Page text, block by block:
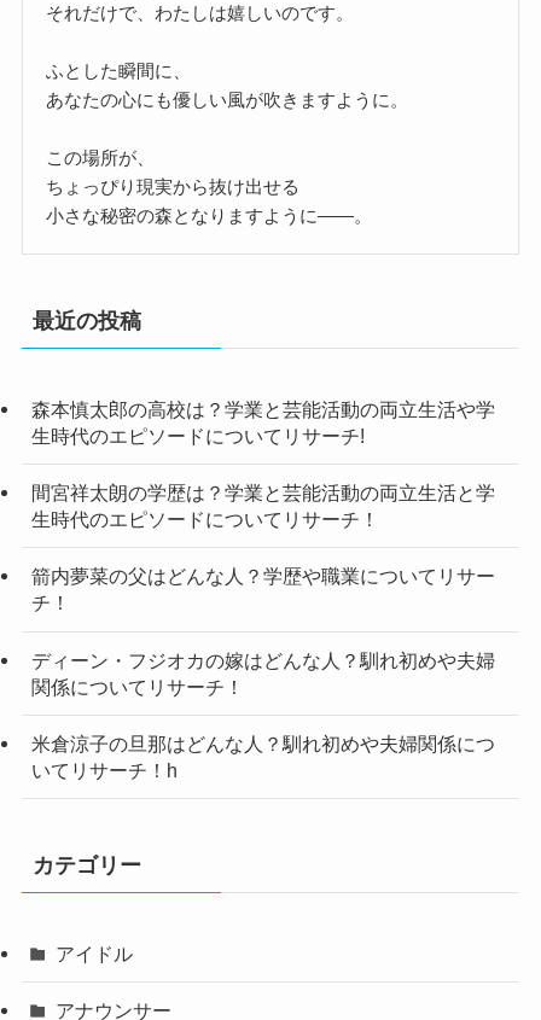
それだけで、わたしは嬉しいのです。
ふとした瞬間に、
あなたの心にも優しい風が吹きますように。
この場所が、
ちょっぴり現実から抜け出せる
小さな秘密の森となりますように——。
最近の投稿
森本慎太郎の高校は？学業と芸能活動の両立生活や学
生時代のエピソードについてリサーチ!
間宮祥太朗の学歴は？学業と芸能活動の両立生活と学
生時代のエピソードについてリサーチ！
箭内夢菜の父はどんな人？学歴や職業についてリサー
チ！
ディーン・フジオカの嫁はどんな人？馴れ初めや夫婦
関係についてリサーチ！
米倉涼子の旦那はどんな人？馴れ初めや夫婦関係につ
いてリサーチ！h
カテゴリー
アイドル
アナウンサー